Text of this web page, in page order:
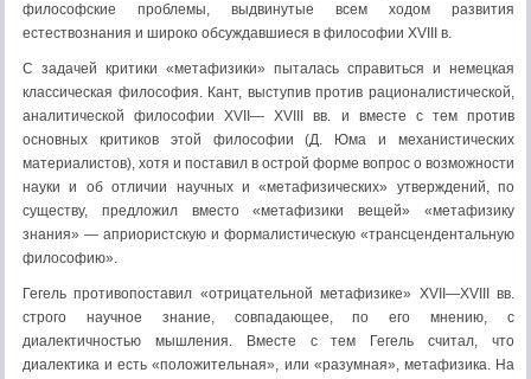
философские проблемы, выдвинутые всем ходом развития
естествознания и широко обсуждавшиеся в философии XVIII в.
С задачей критики «метафизики» пыталась справиться и не­мецкая
классическая философия. Кант, выступив про­тив рационалистической,
аналитической философии XVII— XVIII вв. и вместе с тем против
основных критиков этой философии (Д. Юма и механистических
материалистов), хотя и поставил в острой форме вопрос о возможности
нау­ки и об отличии научных и «метафизических» утвержде­ний, по
существу, предложил вместо «метафизики вещей» «метафизику
знания» — априористскую и формалистиче­скую «трансцендентальную
философию».
Гегель противопоставил «отрицательной метафизике» XVII—XVIII вв.
строго научное знание, совпадающее, по его мнению, с
диалектичностью мышления. Вместе с тем Гегель считал, что
диалектика и есть «положительная», или «разумная», метафизика. На